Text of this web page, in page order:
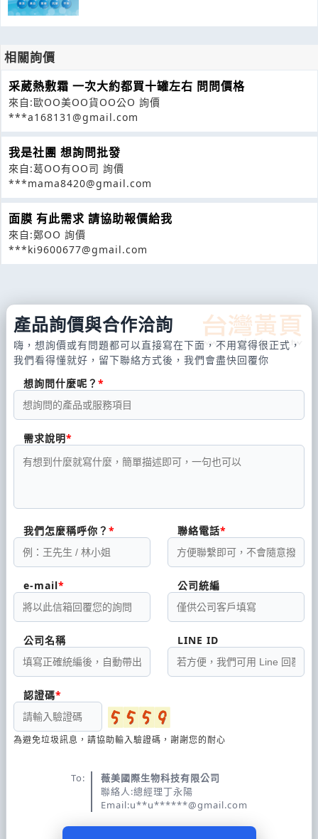
相關詢價
采葳熱敷霜 一次大約都買十罐左右 問問價格
來自:歐OO美OO貨OO公O 詢價
***a168131@gmail.com
我是社團 想詢問批發
來自:葛OO有OO司 詢價
***mama8420@gmail.com
面膜 有此需求 請協助報價給我
來自:鄭OO 詢價
***ki9600677@gmail.com
產品詢價與合作洽詢
嗨，想詢價或有問題都可以直接寫在下面，不用寫得很正式，
我們看得懂就好，留下聯絡方式後，我們會盡快回覆你
想詢問什麼呢？
需求說明
我們怎麼稱呼你？ 聯絡電話
e-mail 公司統編
公司名稱 LINE ID
認證碼
為避免垃圾訊息，請協助輸入驗證碼，謝謝您的耐心
To:
薇美國際生物科技有限公司
聯絡人:總經理丁永陽
Email:u**u******@gmail.com